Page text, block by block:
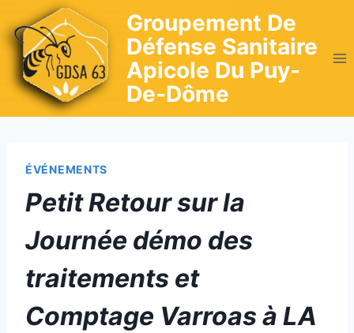
to
content
Groupement De
Défense Sanitaire
Apicole Du Puy-
De-Dôme
ÉVÉNEMENTS
Petit Retour sur la
Journée démo des
traitements et
Comptage Varroas à LA